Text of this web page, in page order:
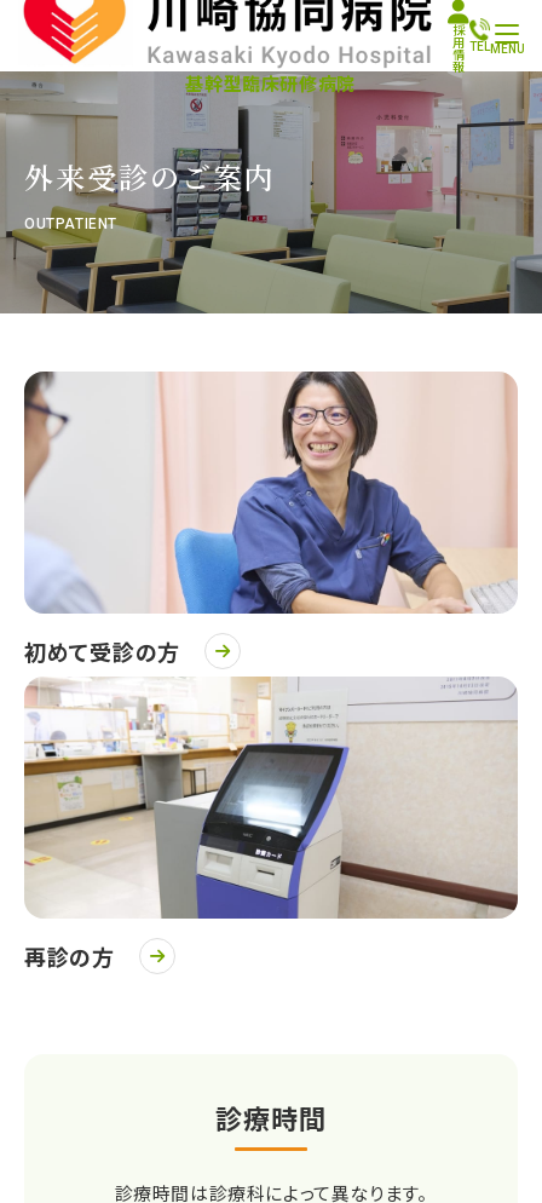
基幹型臨床研修病院
採
用
情
報
TEL MENU
外来受診のご案内
OUTPATIENT
初めて受診の方
再診の方
診療時間
診療時間は診療科によって異なります。